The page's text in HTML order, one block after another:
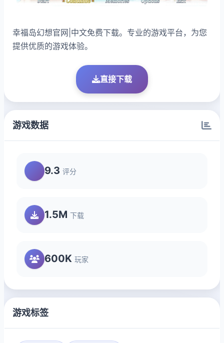
幸福岛幻想官网|中文免费下载。专业的游戏平台，为您
提供优质的游戏体验。
直接下载
游戏数据
9.3 评分
1.5M 下载
600K 玩家
游戏标签